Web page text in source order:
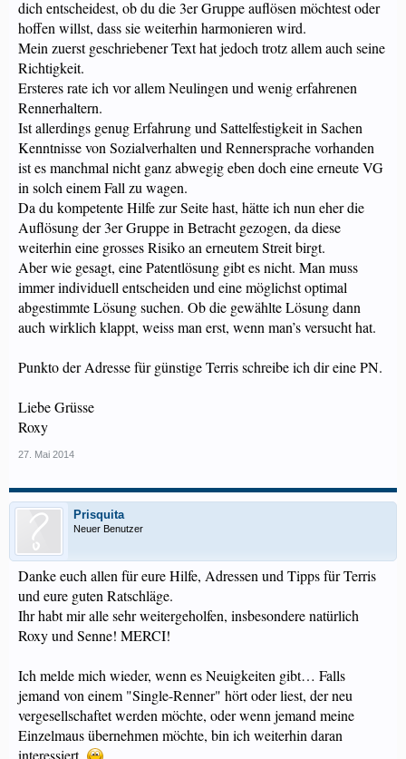
dich entscheidest, ob du die 3er Gruppe auflösen möchtest oder
hoffen willst, dass sie weiterhin harmonieren wird.
Mein zuerst geschriebener Text hat jedoch trotz allem auch seine
Richtigkeit.
Ersteres rate ich vor allem Neulingen und wenig erfahrenen
Rennerhaltern.
Ist allerdings genug Erfahrung und Sattelfestigkeit in Sachen
Kenntnisse von Sozialverhalten und Rennersprache vorhanden
ist es manchmal nicht ganz abwegig eben doch eine erneute VG
in solch einem Fall zu wagen.
Da du kompetente Hilfe zur Seite hast, hätte ich nun eher die
Auflösung der 3er Gruppe in Betracht gezogen, da diese
weiterhin eine grosses Risiko an erneutem Streit birgt.
Aber wie gesagt, eine Patentlösung gibt es nicht. Man muss
immer individuell entscheiden und eine möglichst optimal
abgestimmte Lösung suchen. Ob die gewählte Lösung dann
auch wirklich klappt, weiss man erst, wenn man’s versucht hat.
Punkto der Adresse für günstige Terris schreibe ich dir eine PN.
Liebe Grüsse
Roxy
27. Mai 2014
Prisquita
Neuer Benutzer
Danke euch allen für eure Hilfe, Adressen und Tipps für Terris
und eure guten Ratschläge.
Ihr habt mir alle sehr weitergeholfen, insbesondere natürlich
Roxy und Senne! MERCI!
Ich melde mich wieder, wenn es Neuigkeiten gibt… Falls
jemand von einem "Single-Renner" hört oder liest, der neu
vergesellschaftet werden möchte, oder wenn jemand meine
Einzelmaus übernehmen möchte, bin ich weiterhin daran
interessiert.